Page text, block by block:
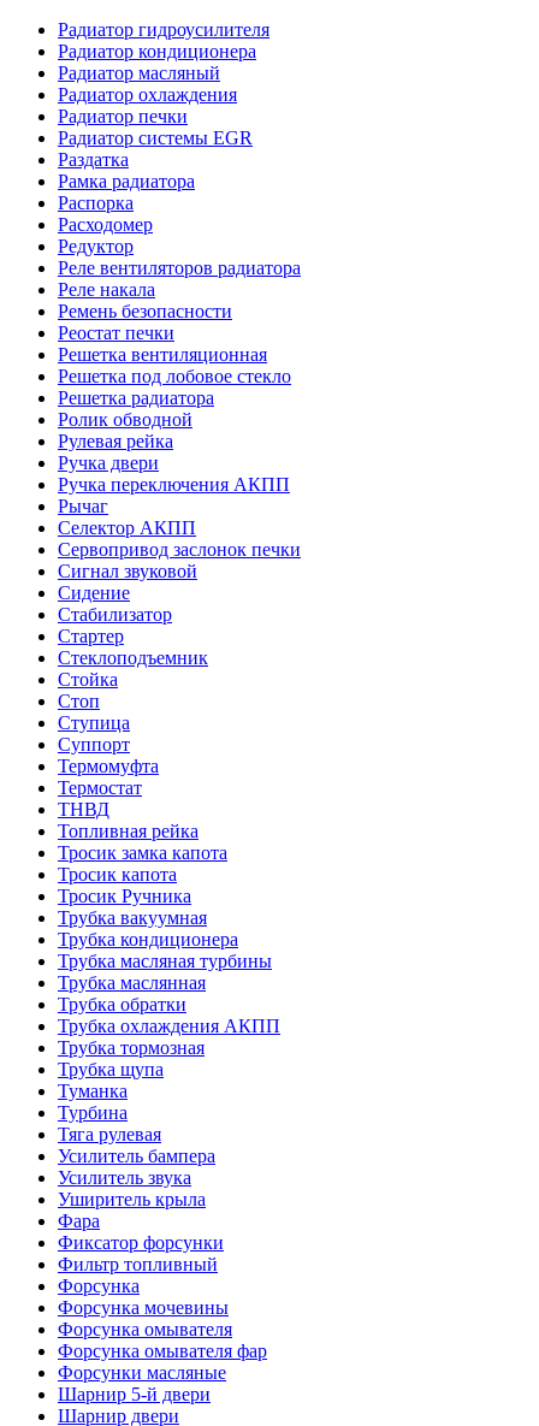
Радиатор гидроусилителя
Радиатор кондиционера
Радиатор масляный
Радиатор охлаждения
Радиатор печки
Радиатор системы EGR
Раздатка
Рамка радиатора
Распорка
Расходомер
Редуктор
Реле вентиляторов радиатора
Реле накала
Ремень безопасности
Реостат печки
Решетка вентиляционная
Решетка под лобовое стекло
Решетка радиатора
Ролик обводной
Рулевая рейка
Ручка двери
Ручка переключения АКПП
Рычаг
Селектор АКПП
Сервопривод заслонок печки
Сигнал звуковой
Сидение
Стабилизатор
Стартер
Стеклоподъемник
Стойка
Стоп
Ступица
Суппорт
Термомуфта
Термостат
ТНВД
Топливная рейка
Тросик замка капота
Тросик капота
Тросик Ручника
Трубка вакуумная
Трубка кондиционера
Трубка масляная турбины
Трубка маслянная
Трубка обратки
Трубка охлаждения АКПП
Трубка тормозная
Трубка щупа
Туманка
Турбина
Тяга рулевая
Усилитель бампера
Усилитель звука
Уширитель крыла
Фара
Фиксатор форсунки
Фильтр топливный
Форсунка
Форсунка мочевины
Форсунка омывателя
Форсунка омывателя фар
Форсунки масляные
Шарнир 5-й двери
Шарнир двери